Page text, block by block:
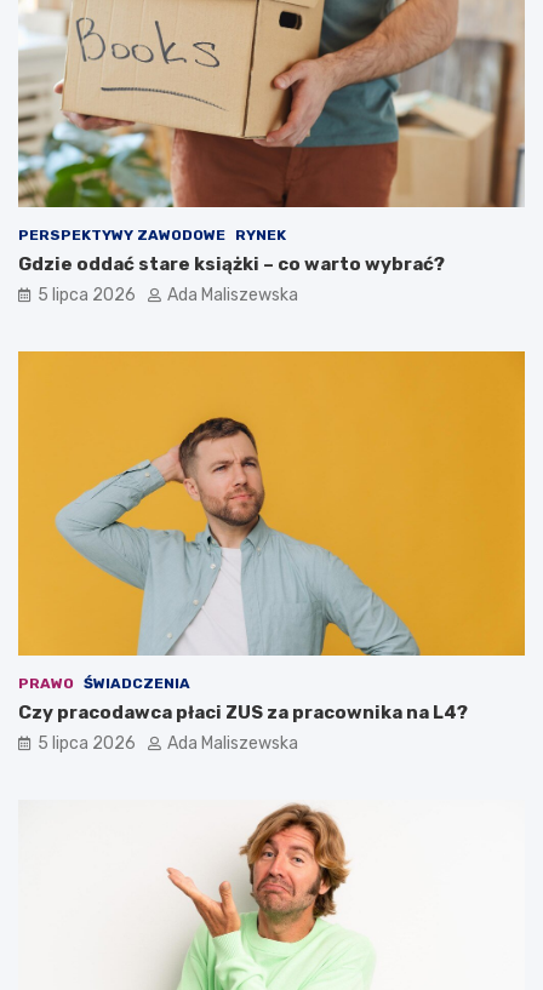
PERSPEKTYWY ZAWODOWE RYNEK
Gdzie oddać stare książki – co warto wybrać?
5 lipca 2026 Ada Maliszewska
PRAWO ŚWIADCZENIA
Czy pracodawca płaci ZUS za pracownika na L4?
5 lipca 2026 Ada Maliszewska